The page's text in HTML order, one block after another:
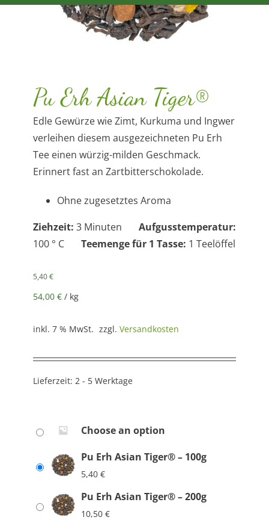
Pu Erh Asian Tiger®
Edle Gewürze wie Zimt, Kurkuma und Ingwer
verleihen diesem ausgezeichneten Pu Erh
Tee einen würzig-milden Geschmack.
Erinnert fast an Zartbitterschokolade.
Ohne zugesetztes Aroma
Ziehzeit: 3 Minuten Aufgusstemperatur:
100 ° C
Teemenge für 1 Tasse: 1 Teelöffel
5,40€
54,00 € / kg
inkl. 7 % MwSt. zzgl. Versandkosten
Lieferzeit: 2 - 5 Werktage
Choose an option
Pu Erh Asian Tiger® – 100g
5,40 €
Pu Erh Asian Tiger® – 200g
10,50 €